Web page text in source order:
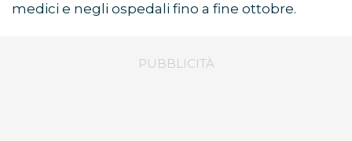
medici e negli ospedali fino a fine ottobre.